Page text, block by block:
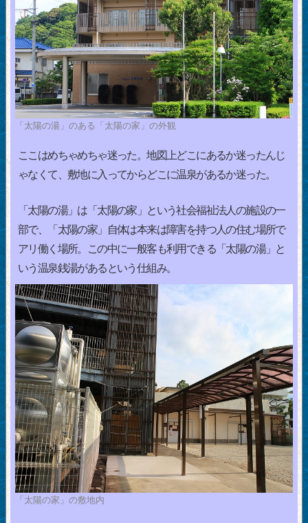
「太陽の湯」のある「太陽の家」の外観
ここはめちゃめちゃ迷った。地図上どこにあるか迷ったんじ
ゃなくて、敷地に入ってからどこに温泉があるか迷った。
「太陽の湯」は「太陽の家」という社会福祉法人の施設の一
部で、「太陽の家」自体は本来は障害を持つ人の住む場所で
アリ働く場所。この中に一般客も利用できる「太陽の湯」と
いう温泉銭湯があるという仕組み。
「太陽の家」の敷地内